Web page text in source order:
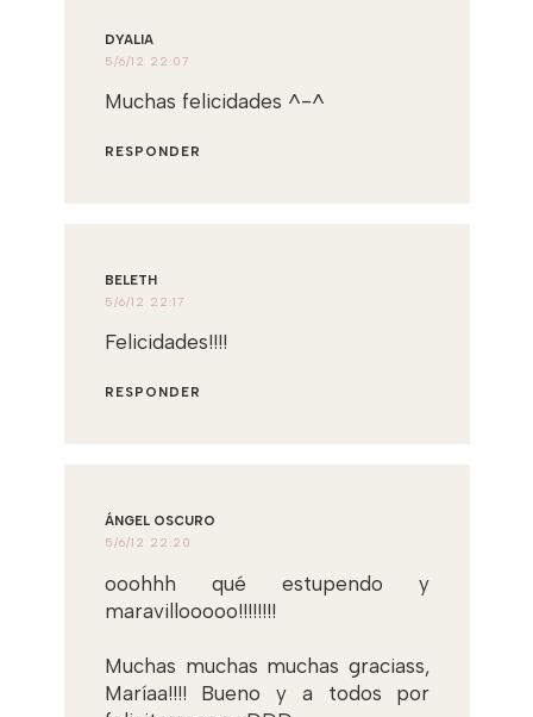
DYALIA
5/6/12 22:07
Muchas felicidades ^-^
RESPONDER
BELETH
5/6/12 22:17
Felicidades!!!!
RESPONDER
ÁNGEL OSCURO
5/6/12 22:20
ooohhh qué estupendo y
maravillooooo!!!!!!!!
Muchas muchas muchas graciass,
Maríaa!!!! Bueno y a todos por